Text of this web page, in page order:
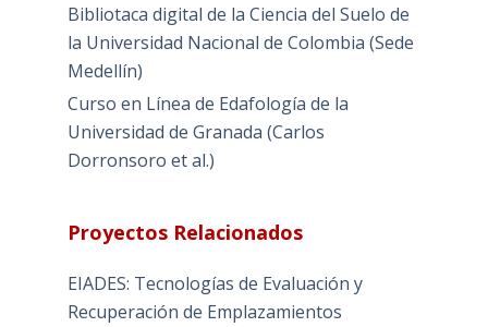
Bibliotaca digital de la Ciencia del Suelo de
la Universidad Nacional de Colombia (Sede
Medellín)
Curso en Línea de Edafología de la
Universidad de Granada (Carlos
Dorronsoro et al.)
Proyectos Relacionados
EIADES: Tecnologías de Evaluación y
Recuperación de Emplazamientos